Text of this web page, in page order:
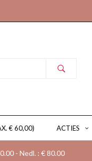
€ 60,00) ACTIES
- Nedl. : € 80.00